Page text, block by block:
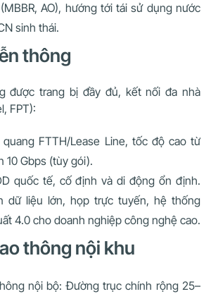
AO), hướng tới tái sử dụng nước
sinh thái.
thông
được trang bị đầy đủ, kết nối đa nhà
FPT):
quang FTTH/Lease Line, tốc độ cao từ
10 Gbps (tùy gói).
quốc tế, cố định và di động ổn định.
dữ liệu lớn, họp trực tuyến, hệ thống
4.0 cho doanh nghiệp công nghệ cao.
thông nội khu
nội bộ: Đường trục chính rộng 25–